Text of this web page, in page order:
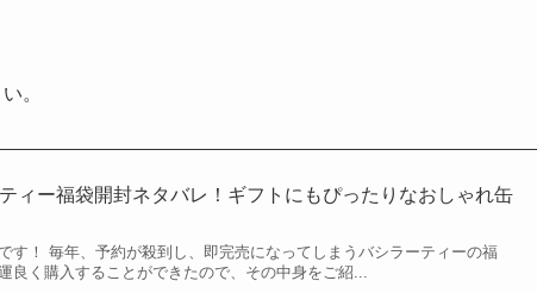
。
ィー福袋開封ネタバレ！ギフトにもぴったりなおしゃれ缶
す！ 毎年、予約が殺到し、即完売になってしまうバシラーティーの福
良く購入することができたので、その中身をご紹...